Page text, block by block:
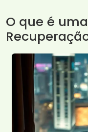
O que é